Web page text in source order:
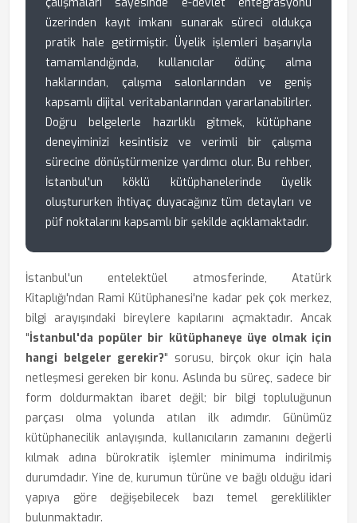
üzerinden kayıt imkanı sunarak süreci oldukça
pratik hale getirmiştir. Üyelik işlemleri başarıyla
tamamlandığında, kullanıcılar ödünç alma
haklarından, çalışma salonlarından ve geniş
kapsamlı dijital veritabanlarından yararlanabilirler.
Doğru belgelerle hazırlıklı gitmek, kütüphane
deneyiminizi kesintisiz ve verimli bir çalışma
sürecine dönüştürmenize yardımcı olur. Bu rehber,
İstanbul'un köklü kütüphanelerinde üyelik
oluştururken ihtiyaç duyacağınız tüm detayları ve
püf noktalarını kapsamlı bir şekilde açıklamaktadır.
İstanbul'un entelektüel atmosferinde, Atatürk
Kitaplığı'ndan Rami Kütüphanesi'ne kadar pek çok merkez,
bilgi arayışındaki bireylere kapılarını açmaktadır. Ancak
"İstanbul'da popüler bir kütüphaneye üye olmak için
hangi belgeler gerekir?" sorusu, birçok okur için hala
netleşmesi gereken bir konu. Aslında bu süreç, sadece bir
form doldurmaktan ibaret değil; bir bilgi topluluğunun
parçası olma yolunda atılan ilk adımdır. Günümüz
kütüphanecilik anlayışında, kullanıcıların zamanını değerli
kılmak adına bürokratik işlemler minimuma indirilmiş
durumdadır. Yine de, kurumun türüne ve bağlı olduğu idari
yapıya göre değişebilecek bazı temel gereklilikler
bulunmaktadır.